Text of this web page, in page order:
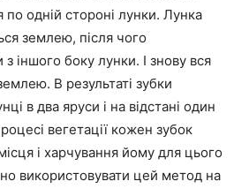
по одній стороні лунки. Лунка
землею, після чого
іншого боку лунки. І знову вся
В результаті зубки
в два яруси і на відстані один
вегетації кожен зубок
і харчування йому для цього
використовувати цей метод на